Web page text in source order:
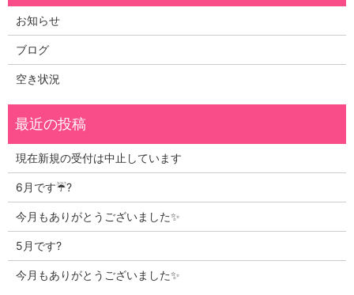
お知らせ
ブログ
空き状況
現在新規の受付は中止しています
6月です☔?
今月もありがとうございました✨
5月です?
今月もありがとうございました✨